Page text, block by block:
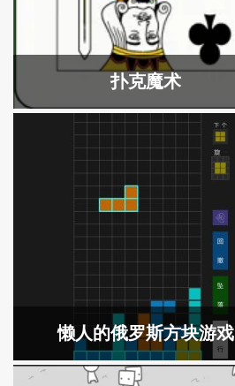
扑克魔术
懒人的俄罗斯方块游戏